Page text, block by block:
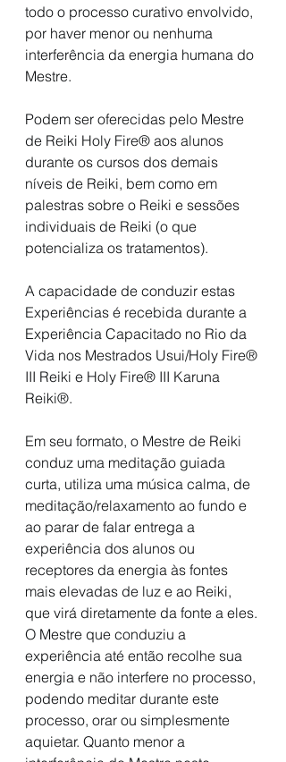
todo o processo curativo envolvido,
por haver menor ou nenhuma
interferência da energia humana do
Mestre.
Podem ser oferecidas pelo Mestre
de Reiki Holy Fire® aos alunos
durante os cursos dos demais
níveis de Reiki, bem como em
palestras sobre o Reiki e sessões
individuais de Reiki (o que
potencializa os tratamentos).
A capacidade de conduzir estas
Experiências é recebida durante a
Experiência Capacitado no Rio da
Vida nos Mestrados Usui/Holy Fire®
III Reiki e Holy Fire® III Karuna
Reiki®.
Em seu formato, o Mestre de Reiki
conduz uma meditação guiada
curta, utiliza uma música calma, de
meditação/relaxamento ao fundo e
ao parar de falar entrega a
experiência dos alunos ou
receptores da energia às fontes
mais elevadas de luz e ao Reiki,
que virá diretamente da fonte a eles.
O Mestre que conduziu a
experiência até então recolhe sua
energia e não interfere no processo,
podendo meditar durante este
processo, orar ou simplesmente
aquietar. Quanto menor a